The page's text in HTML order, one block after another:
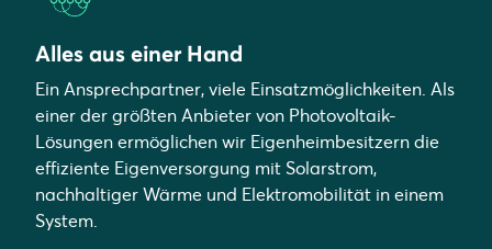
Alles aus einer Hand
Ein Ansprechpartner, viele Einsatzmöglichkeiten. Als
einer der größten Anbieter von Photovoltaik-
Lösungen ermöglichen wir Eigenheimbesitzern die
effiziente Eigenversorgung mit Solarstrom,
nachhaltiger Wärme und Elektromobilität in einem
System.